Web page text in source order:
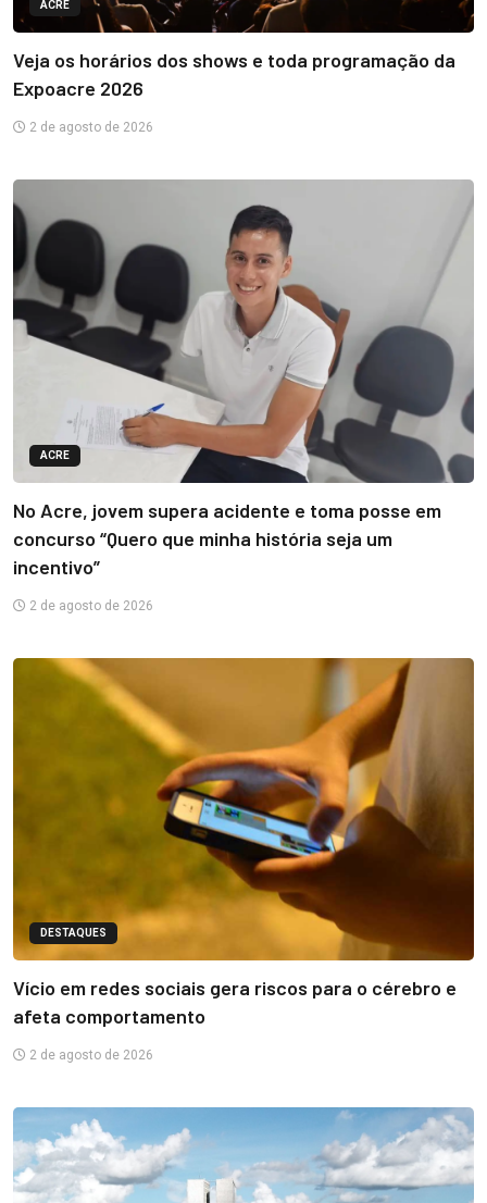
ACRE
Veja os horários dos shows e toda programação da
Expoacre 2026
2 de agosto de 2026
ACRE
No Acre, jovem supera acidente e toma posse em
concurso “Quero que minha história seja um
incentivo”
2 de agosto de 2026
DESTAQUES
Vício em redes sociais gera riscos para o cérebro e
afeta comportamento
2 de agosto de 2026